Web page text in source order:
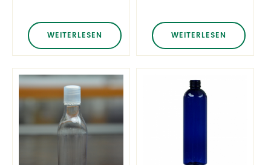
WEITERLESEN
Plastikflasche
WEITERLESEN